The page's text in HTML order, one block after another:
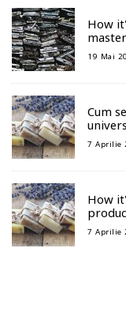
How
19 Mai
Cum
7 Aprilie
How
7 Aprilie